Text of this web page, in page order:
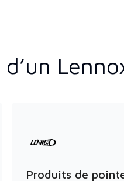
Produits de